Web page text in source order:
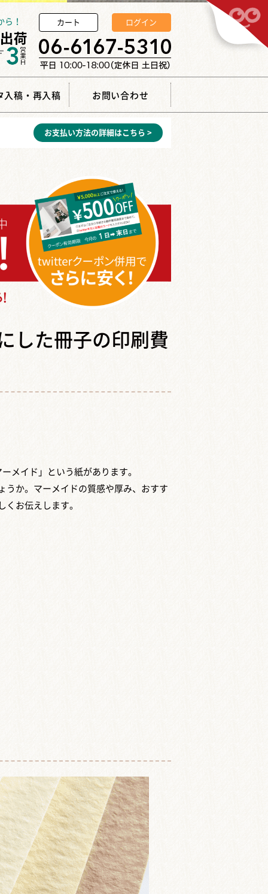
ら！ カート ログイン
入稿・再入稿 お問い合わせ
お支払い方法の詳細はこちら >
した冊子の印刷費
メイド」という紙があります。
うか。マーメイドの質感や厚み、おすす
くお伝えします。